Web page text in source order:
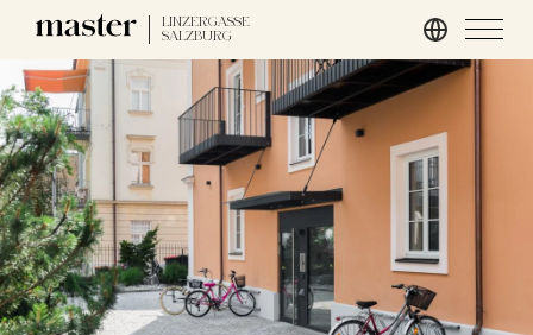
LINZERGASSE
SALZBURG
Hamburg
master Altona
Salzburg
master Mirabell
master Linzergasse